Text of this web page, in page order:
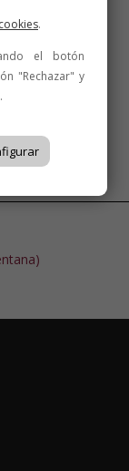
.
el botón
"Rechazar" y